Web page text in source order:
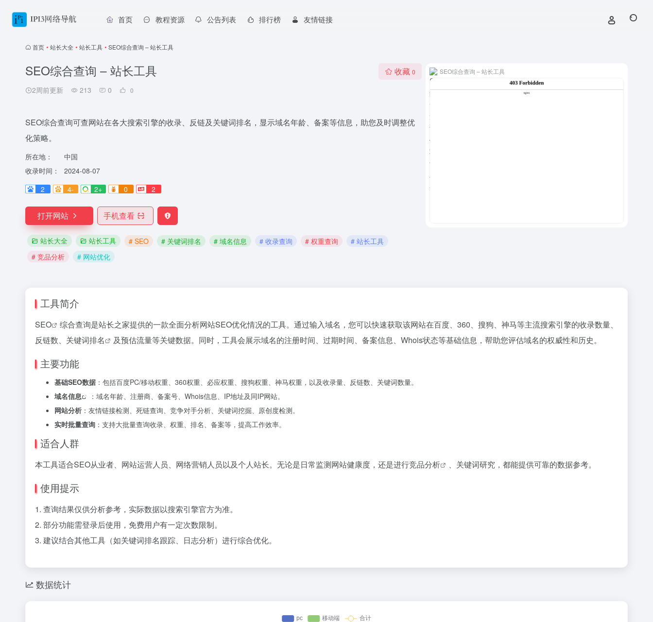
首页 教程资源 公告列表 排行榜 友情链接
首页 • 站长大全 • 站长工具 • SEO综合查询 – 站长工具
SEO综合查询 – 站长工具
2周前更新 213 0 0
收藏 0
SEO综合查询可查网站在各大搜索引擎的收录、反链及关键词排名，显示域名年龄、备案等信息，助您及时调整优
化策略。
所在地：
中国
收录时间：
2024-08-07
2
4- 2+ 0 2
打开网站 手机查看
站长大全 站长工具 # SEO # 关键词排名 # 域名信息 # 收录查询 # 权重查询
# 站长工具
# 竞品分析
# 网站优化
SEO综合查询 – 站长工具
工具简介
SEO
综合查询是站长之家提供的一款全面分析网站SEO优化情况的工具。通过输入域名，您可以快速获取该网站在百度、360、搜狗、神马等主流搜索引擎的收录数量、
反链数、 关键词排名 及预估流量等关键数据。同时，工具会展示域名的注册时间、过期时间、备案信息、Whois状态等基础信息，帮助您评估域名的权威性和历史。
主要功能
基础SEO数据 ：包括百度PC/移动权重、360权重、必应权重、搜狗权重、神马权重，以及收录量、反链数、关键词数量。
域名信息
：域名年龄、注册商、备案号、Whois信息、IP地址及同IP网站。
网站分析 ：友情链接检测、死链查询、竞争对手分析、关键词挖掘、原创度检测。
实时批量查询 ：支持大批量查询收录、权重、排名、备案等，提高工作效率。
适合人群
本工具适合SEO从业者、网站运营人员、网络营销人员以及个人站长。无论是日常监测网站健康度，还是进行竞品分析 、关键词研究，都能提供可靠的数据参考。
使用提示
1. 查询结果仅供分析参考，实际数据以搜索引擎官方为准。
2. 部分功能需登录后使用，免费用户有一定次数限制。
3. 建议结合其他工具（如关键词排名跟踪、日志分析）进行综合优化。
数据统计